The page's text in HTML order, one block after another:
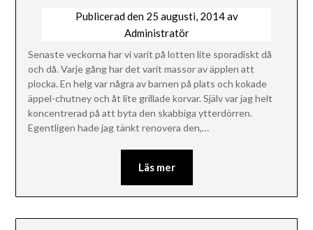
Publicerad den 25 augusti, 2014av
Administratör
Senaste veckorna har vi varit på lotten lite sporadiskt då
och då. Varje gång har det varit massor av äpplen att
plocka. En helg var några av barnen på plats och kokade
äppel-chutney och åt lite grillade korvar. Själv var jag helt
koncentrerad på att byta den skabbiga ytterdörren.
Egentligen hade jag tänkt renovera den,…
Läs mer